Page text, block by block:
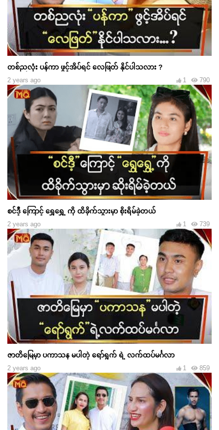
တစ်ညလုံး ပန်ကာ ဖွင့်အိပ်ရင် လေဖြတ် နိုင်ပါသလား ?
2 years ago 790
1
စင်ဒီ့ ကြောင့် ရွှေရွှေ့ ကို ထိခိုက်သွားမှာ စိုးရိမ်ခဲ့တယ်
2 years ago 739
1
ဇာတိမြေမှာ ပကာသန မပါတဲ့ ရော်ရွက် ရဲ့ လက်ထပ်မင်္ဂလာ
2 years ago 859
1